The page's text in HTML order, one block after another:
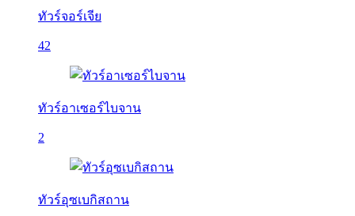
ทัวร์จอร์เจีย
42
ทัวร์อาเซอร์ไบจาน
2
ทัวร์อุซเบกิสถาน